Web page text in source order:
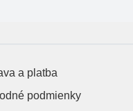
a platba
podmienky